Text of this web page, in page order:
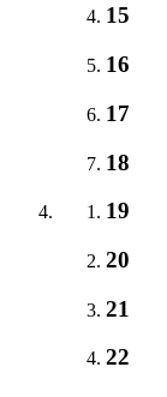
15
16
17
18
19
20
21
22